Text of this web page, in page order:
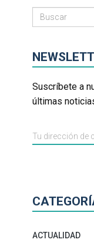
Suscríbete a
últimas
ACTUALIDAD